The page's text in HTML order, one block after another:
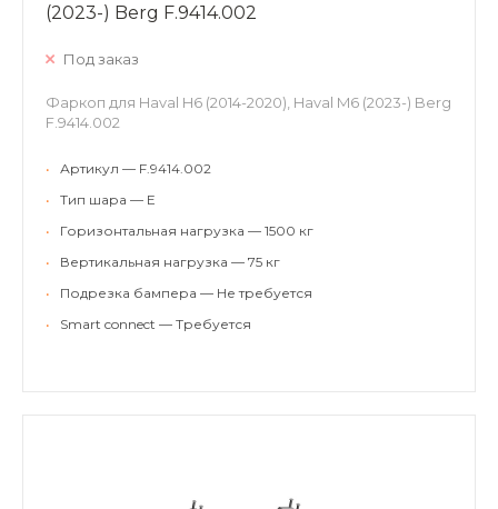
(2023-) Berg F.9414.002
Под заказ
Фаркоп для Haval H6 (2014-2020), Haval M6 (2023-) Berg
F.9414.002
•
Артикул — F.9414.002
•
Тип шара — E
•
Горизонтальная нагрузка — 1500 кг
•
Вертикальная нагрузка — 75 кг
•
Подрезка бампера — Не требуется
•
Smart connect — Требуется